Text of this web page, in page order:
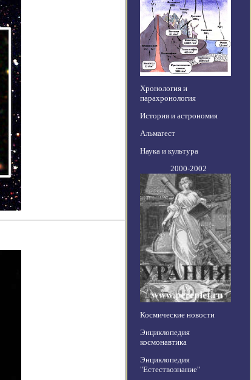
Хронология и
парахронология
История и астрономия
Альмагест
Наука и культура
2000-2002
Космические новости
Энциклопедия
космонавтика
Энциклопедия
"Естествознание"